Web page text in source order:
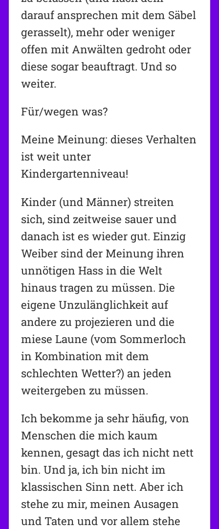
darauf ansprechen mit dem Säbel
gerasselt), mehr oder weniger
offen mit Anwälten gedroht oder
diese sogar beauftragt. Und so
weiter.
Für/wegen was?
Meine Meinung: dieses Verhalten
ist weit unter
Kindergartenniveau!
Kinder (und Männer) streiten
sich, sind zeitweise sauer und
danach ist es wieder gut. Einzig
Weiber sind der Meinung ihren
unnötigen Hass in die Welt
hinaus tragen zu müssen. Die
eigene Unzulänglichkeit auf
andere zu projezieren und die
miese Laune (vom Sommerloch
in Kombination mit dem
schlechten Wetter?) an jeden
weitergeben zu müssen.
Ich bekomme ja sehr häufig, von
Menschen die mich kaum
kennen, gesagt das ich nicht nett
bin. Und ja, ich bin nicht im
klassischen Sinn nett. Aber ich
stehe zu mir, meinen Ausagen
und Taten und vor allem stehe